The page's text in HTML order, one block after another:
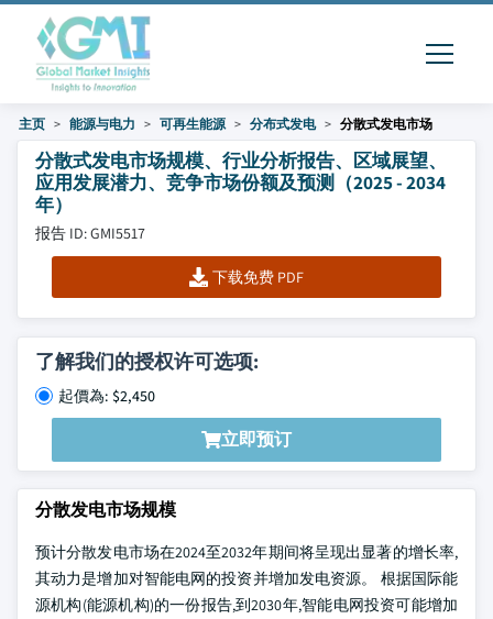
主页 能源与电力 可再生能源 分布式发电 分散式发电市场
分散式发电市场规模、行业分析报告、区域展望、
应用发展潜力、竞争市场份额及预测（2025 - 2034
年）
报告 ID: GMI5517
下载免费 PDF
了解我们的授权许可选项:
起價為: $2,450
立即预订
分散发电市场规模
预计分散发电市场在2024至2032年期间将呈现出显著的增长率,
其动力是增加对智能电网的投资并增加发电资源。 根据国际能
源机构(能源机构)的一份报告,到2030年,智能电网投资可能增加